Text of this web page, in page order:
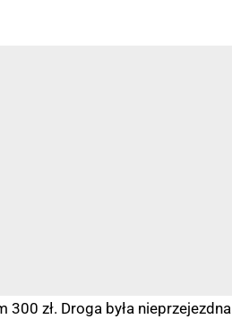
zł. Droga była nieprzejezdna